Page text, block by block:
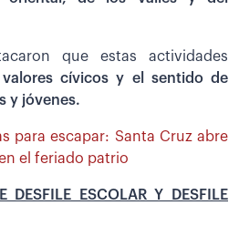
que estas actividades
cívicos y el sentido de
y jóvenes.
para escapar: Santa Cruz abre
el feriado patrio
DESFILE ESCOLAR Y DESFILE